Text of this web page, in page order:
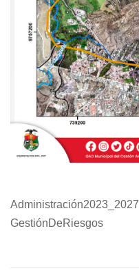
Administración2023_2027
GestiónDeRiesgos